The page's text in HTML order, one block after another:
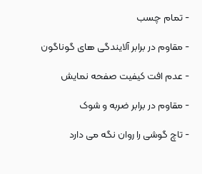
- تمام چسب
- مقاوم در برابر آلایندگی های گوناگون
- عدم افت کیفیت صفحه نمایش
- مقاوم در برابر ضربه و شوک
- تاچ گوشی را روان نگه می دارد